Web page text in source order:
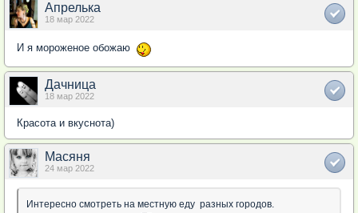
Апрелька
18 мар 2022
И я мороженое обожаю
Дачница
18 мар 2022
Красота и вкуснота)
Масяня
24 мар 2022
Интересно смотреть на местную еду разных городов.